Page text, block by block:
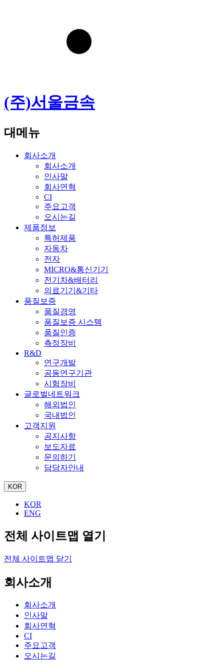
(주)서울금속
대메뉴
회사소개
회사소개
인사말
회사연혁
CI
주요고객
오시는길
제품정보
특허제품
자동차
전자
MICRO&통신기기
전기차&배터리
의료기기&기타
품질보증
품질경영
품질보증 시스템
품질인증
측정장비
R&D
연구개발
공동연구기관
시험장비
글로벌네트워크
해외법인
국내법인
고객지원
공지사항
보도자료
문의하기
담당자안내
KOR
KOR
ENG
전체 사이트맵 열기
전체 사이트맵 닫기
회사소개
회사소개
인사말
회사연혁
CI
주요고객
오시는길